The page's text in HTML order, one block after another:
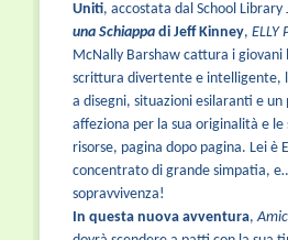
Uniti, accostata dal School Library
una Schiappa di Jeff Kinney, ELLY
McNally Barshaw cattura i giovani
scrittura divertente e intelligente,
a disegni, situazioni esilaranti e un
affeziona per la sua originalità e le
risorse, pagina dopo pagina. Lei è
concentrato di grande simpatia,
sopravvivenza!
In questa nuova avventura,